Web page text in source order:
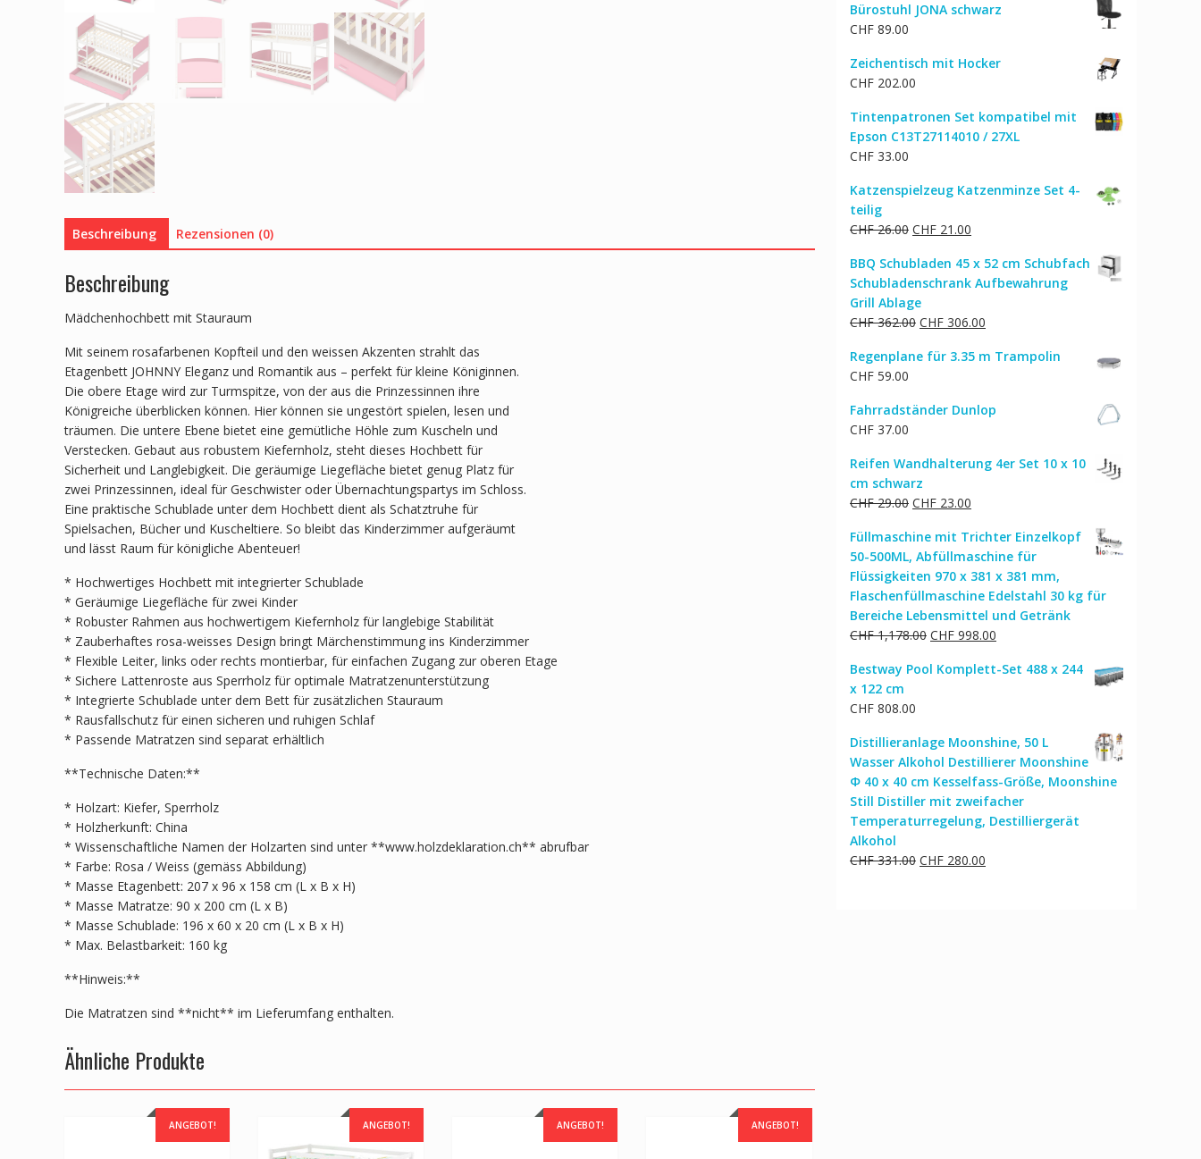
Beschreibung Rezensionen (0)
Beschreibung
Mädchenhochbett mit Stauraum
Mit seinem rosafarbenen Kopfteil und den weissen Akzenten strahlt das
Etagenbett JOHNNY Eleganz und Romantik aus – perfekt für kleine Königinnen.
Die obere Etage wird zur Turmspitze, von der aus die Prinzessinnen ihre
Königreiche überblicken können. Hier können sie ungestört spielen, lesen und
träumen. Die untere Ebene bietet eine gemütliche Höhle zum Kuscheln und
Verstecken. Gebaut aus robustem Kiefernholz, steht dieses Hochbett für
Sicherheit und Langlebigkeit. Die geräumige Liegefläche bietet genug Platz für
zwei Prinzessinnen, ideal für Geschwister oder Übernachtungspartys im Schloss.
Eine praktische Schublade unter dem Hochbett dient als Schatztruhe für
Spielsachen, Bücher und Kuscheltiere. So bleibt das Kinderzimmer aufgeräumt
und lässt Raum für königliche Abenteuer!
* Hochwertiges Hochbett mit integrierter Schublade
* Geräumige Liegefläche für zwei Kinder
* Robuster Rahmen aus hochwertigem Kiefernholz für langlebige Stabilität
* Zauberhaftes rosa-weisses Design bringt Märchenstimmung ins Kinderzimmer
* Flexible Leiter, links oder rechts montierbar, für einfachen Zugang zur oberen Etage
* Sichere Lattenroste aus Sperrholz für optimale Matratzenunterstützung
* Integrierte Schublade unter dem Bett für zusätzlichen Stauraum
* Rausfallschutz für einen sicheren und ruhigen Schlaf
* Passende Matratzen sind separat erhältlich
**Technische Daten:**
* Holzart: Kiefer, Sperrholz
* Holzherkunft: China
* Wissenschaftliche Namen der Holzarten sind unter **www.holzdeklaration.ch** abrufbar
* Farbe: Rosa / Weiss (gemäss Abbildung)
* Masse Etagenbett: 207 x 96 x 158 cm (L x B x H)
* Masse Matratze: 90 x 200 cm (L x B)
* Masse Schublade: 196 x 60 x 20 cm (L x B x H)
* Max. Belastbarkeit: 160 kg
**Hinweis:**
Die Matratzen sind **nicht** im Lieferumfang enthalten.
Ähnliche Produkte
ANGEBOT! ANGEBOT! ANGEBOT! ANGEBOT!
war:
ist:
Bürostuhl JONA schwarz
CHF 89.00
Zeichentisch mit Hocker
CHF 202.00
Tintenpatronen Set kompatibel mit
Epson C13T27114010 / 27XL
CHF 33.00
Katzenspielzeug Katzenminze Set 4-
teilig
CHF26.00 Ursprünglicher
war:
CHF 26.00
CHF 21.00
ist:
CHF 21.00.
BBQ Schubladen 45 x 52 cm Schubfach
Schubladenschrank Aufbewahrung
Grill Ablage
CHF362.00 Ursprünglicher
war:
CHF 306.00
ist:
Regenplane für 3.35 m Trampolin
CHF 59.00
Fahrradständer Dunlop
CHF 37.00
Reifen Wandhalterung 4er Set 10 x 10
cm schwarz
CHF29.00 Ursprünglicher
war:
CHF 29.00
CHF 23.00
ist:
CHF 23.00.
Füllmaschine mit Trichter Einzelkopf
50-500ML, Abfüllmaschine für
Flüssigkeiten 970 x 381 x 381 mm,
Flaschenfüllmaschine Edelstahl 30 kg für
Bereiche Lebensmittel und Getränk
CHF1,178.00 Ursprünglicher
war:
CHF 998.00
ist:
Bestway Pool Komplett-Set 488 x 244
x 122 cm
CHF 808.00
Distillieranlage Moonshine, 50 L
Wasser Alkohol Destillierer Moonshine
Φ 40 x 40 cm Kesselfass-Größe, Moonshine
Still Distiller mit zweifacher
Temperaturregelung, Destilliergerät
Alkohol
CHF331.00 Ursprünglicher
CHF 280.00